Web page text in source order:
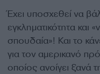
Έχει υποσχεθεί να
εγκληματικότητα και
σπουδαία»! Και το
για τον αμερικανό
οποίος ανοίγει ξανά